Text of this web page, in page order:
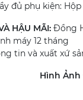
đủ phụ kiện: Hộp
HẬU MÃI: Đồng
máy 12 tháng
tin và xuất xứ
Hình Ảnh